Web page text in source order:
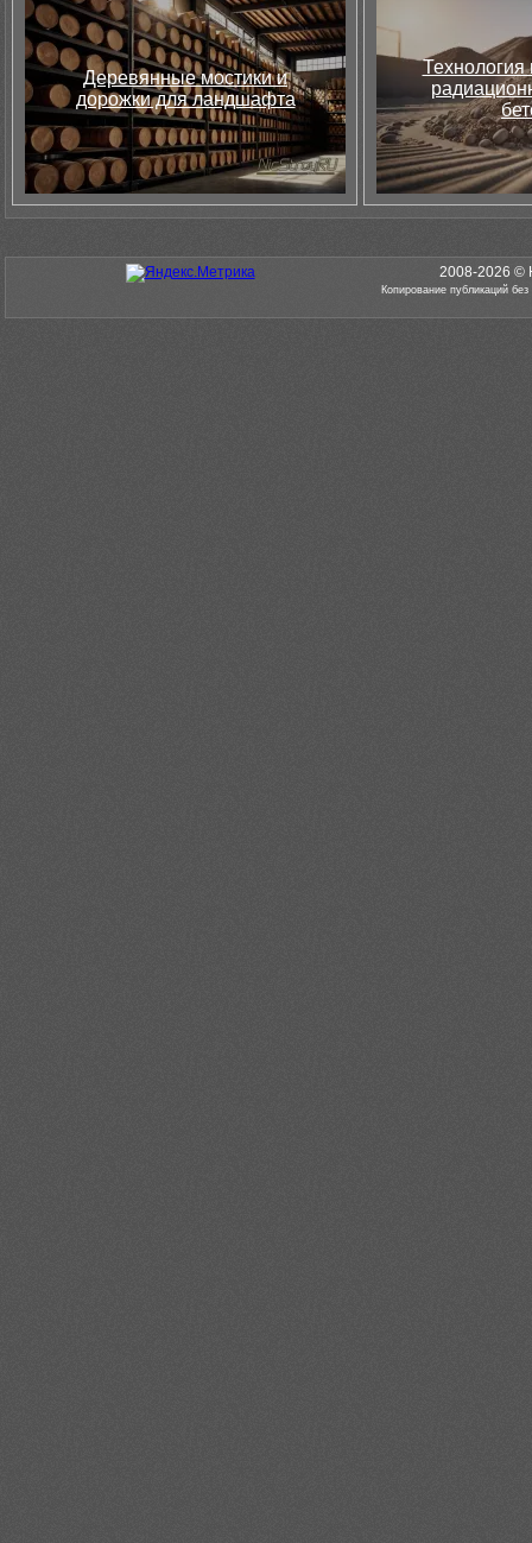
Деревянные мостики и
дорожки для ландшафта
Технология
2008-2026 ©
Копирование публикаций